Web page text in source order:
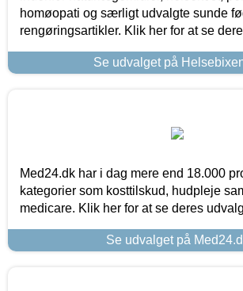
homøopati og særligt udvalgte sunde
rengøringsartikler. Klik her for at se
Se udvalget på
Med24.dk har i dag mere end 18.000
kategorier som kosttilskud, hudpleje
medicare. Klik her for at se deres
Se udvalget på